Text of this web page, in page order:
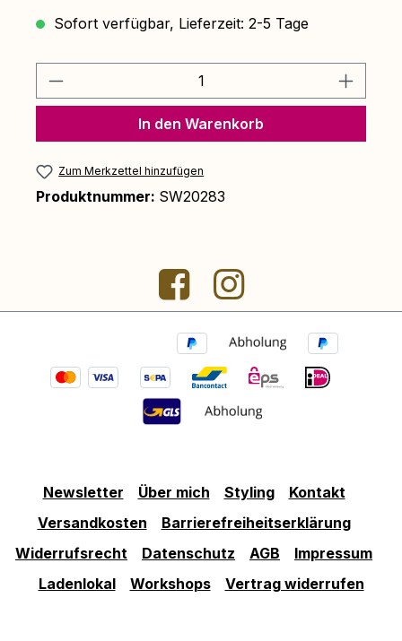
Sofort verfügbar, Lieferzeit: 2-5 Tage
Produkt Anzahl: Gib den
In den Warenkorb
Zum Merkzettel hinzufügen
Produktnummer: SW20283
Newsletter Über mich Styling
Kontakt
Versandkosten
Barrierefreiheitserklärung
Widerrufsrecht
Datenschutz AGB
Impressum
Ladenlokal
Workshops Vertrag widerrufen